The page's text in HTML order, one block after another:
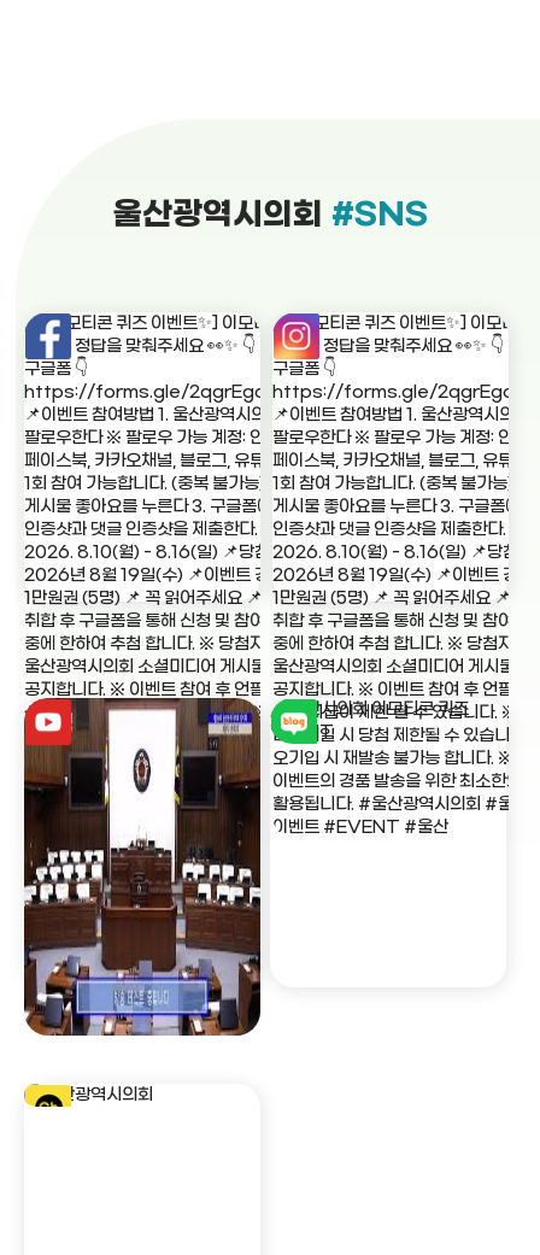
울산광역시의회 #SNS